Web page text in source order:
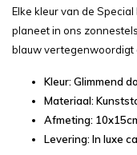
Elke kleur van de
planeet in ons
blauw vertegenwoordigt
Kleur: Glimmend
Materiaal:
Afmeting:
Levering: In luxe